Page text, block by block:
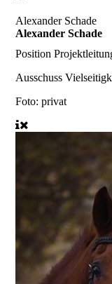
Alexander Schade
Alexander Schade
Position
Ausschuss
Foto: privat